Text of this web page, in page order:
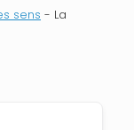
sens - La